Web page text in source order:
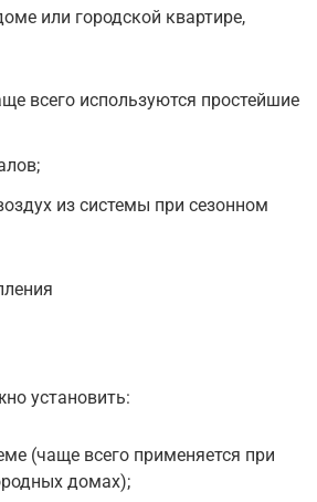
или городской квартире,
всего используются простейшие
из системы при сезонном
установить:
(чаще всего применяется при
домах);